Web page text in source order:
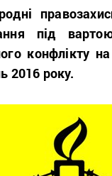
під
конфлікту
2016 року.